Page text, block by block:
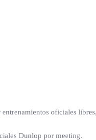
oficiales
Dunlop por meeting.